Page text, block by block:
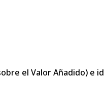
el Valor Añadido) e